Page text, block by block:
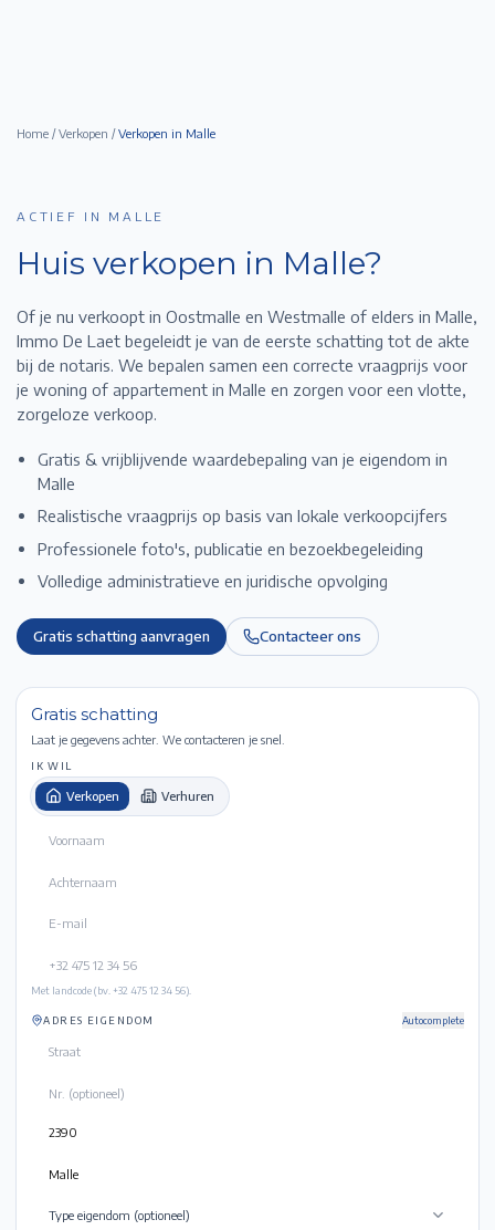
Home / Verkopen /Verkopen in Malle
ACTIEF IN MALLE
Huis verkopen in Malle?
Of je nu verkoopt in Oostmalle en Westmalle of elders in Malle,
Immo De Laet begeleidt je van de eerste schatting tot de akte
bij de notaris. We bepalen samen een correcte vraagprijs voor
je woning of appartement in Malle en zorgen voor een vlotte,
zorgeloze verkoop.
Gratis & vrijblijvende waardebepaling van je eigendom in
Malle
Realistische vraagprijs op basis van lokale verkoopcijfers
Professionele foto's, publicatie en bezoekbegeleiding
Volledige administratieve en juridische opvolging
Gratis schatting aanvragen Contacteer ons
Gratis schatting
Laat je gegevens achter. We contacteren je snel.
IK WIL
Verkopen Verhuren
Met landcode (bv. +32 475 12 34 56).
ADRES EIGENDOM Autocomplete
Type eigendom (optioneel)